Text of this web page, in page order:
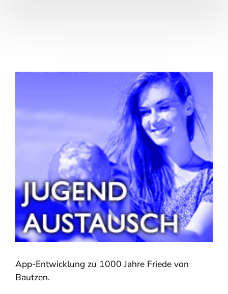
App-Entwicklung zu 1000 Jahre Friede von
Bautzen.